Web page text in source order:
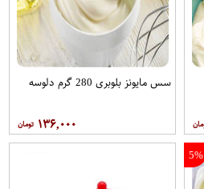
سس مایونز بلوبری 280 گرم دلوسه
۱۳۶,۰۰۰
5%